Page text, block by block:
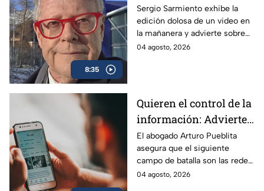
8:35
Sarmiento responde a
la mañanera tras video
editado
Sergio Sarmiento exhibe la
edición dolosa de un video en
la mañanera y advierte sobre
los peligros de la censura
04 agosto, 2026
Quieren el control de la
información: Advierten
riesgos por nuevos
lineamiento para
medios de
comunicación en
El abogado Arturo Pueblita
asegura que el siguiente
campo de batalla son las redes
sociales, pues lo que se quiere
04 agosto, 2026